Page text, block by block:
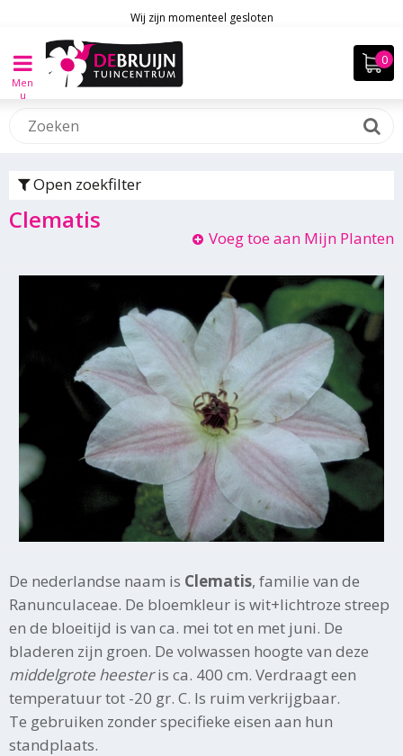
Men
u
Wij zijn momenteel gesloten
Open zoekfilter
Clematis
Voeg toe aan Mijn Planten
De nederlandse naam is Clematis, familie van de
Ranunculaceae. De bloemkleur is wit+lichtroze streep
en de bloeitijd is van ca. mei tot en met juni. De
bladeren zijn groen. De volwassen hoogte van deze
middelgrote heesteris ca. 400 cm. Verdraagt een
temperatuur tot -20 gr. C. Is ruim verkrijgbaar.
Te gebruiken zonder specifieke eisen aan hun
standplaats.